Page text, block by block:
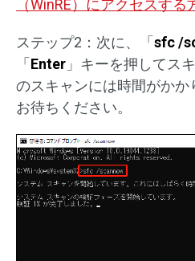
（WinRE）にアクセスする
ステップ2：次に、「 sfc /
「 Enter 」キーを押してス
のスキャンには時間がかか
お待ちください。